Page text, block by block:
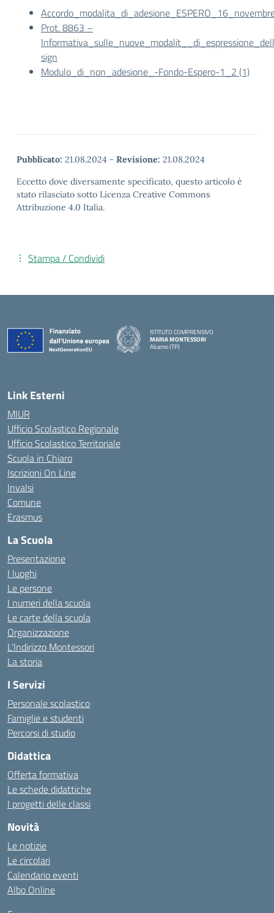
Prot. 8863 –
sign
Modulo_di_non_adesione_-Fondo-Espero-1_2 (1)
Pubblicato: 21.08.2024 - Revisione: 21.08.2024
Eccetto dove diversamente specificato, questo articolo è
stato rilasciato sotto Licenza Creative Commons
Attribuzione 4.0 Italia.
Stampa / Condividi
ISTITUTO COMPRENSIVO
MARIA MONTESSORI
Alcamo (TP)
Link Esterni
MIUR
Ufficio Scolastico Regionale
Ufficio Scolastico Territoriale
Scuola in Chiaro
Iscrizioni On Line
Invalsi
Comune
Erasmus
La Scuola
Presentazione
I luoghi
Le persone
I numeri della scuola
Le carte della scuola
Organizzazione
L’Indirizzo Montessori
La storia
I Servizi
Personale scolastico
Famiglie e studenti
Percorsi di studio
Didattica
Offerta formativa
Le schede didattiche
I progetti delle classi
Novità
Le notizie
Le circolari
Calendario eventi
Albo Online